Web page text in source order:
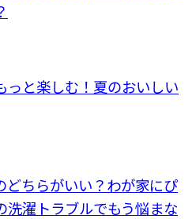
っと楽しむ！夏のおいしい
どちらがいい？わが家にぴ
洗濯トラブルでもう悩まな